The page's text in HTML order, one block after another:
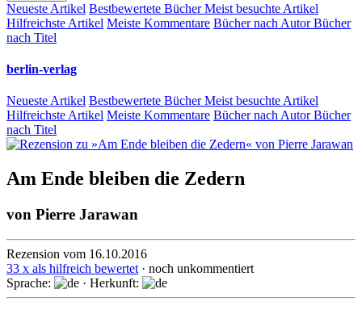
Neueste Artikel Bestbewertete BücherMeist besuchte Artikel
Hilfreichste Artikel Meiste Kommentare Bücher nach AutorBücher
nach Titel
berlin-verlag
Neueste Artikel Bestbewertete BücherMeist besuchte Artikel
Hilfreichste Artikel Meiste Kommentare Bücher nach AutorBücher
nach Titel
Am Ende bleiben die Zedern
von Pierre Jarawan
Rezension vom 16.10.2016
33 x als hilfreich bewertet · noch unkommentiert
Sprache:
· Herkunft: